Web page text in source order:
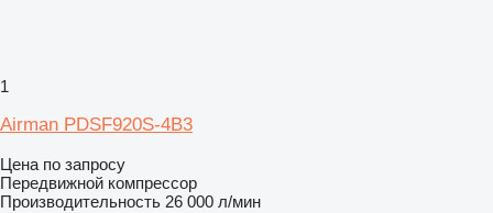
1
Airman PDSF920S-4B3
Цена по запросу
Передвижной компрессор
Производительность 26 000 л/мин